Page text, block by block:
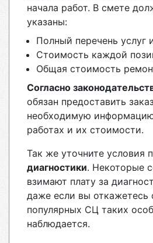
начала работ. В смете
указаны:
Полный перечень услуг
Стоимость каждой
Общая стоимость
Согласно
обязан предоставить
необходимую
работах и их стоимости.
Так же уточните условия
диагностики. Некоторые
взимают плату за
даже если вы откажетесь
популярных СЦ таких
наблюдается.